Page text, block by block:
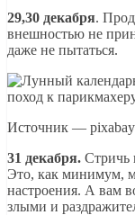
29,30 декабря.
внешностью не
даже не пытаться.
Источник — pixabay
31 декабря. Стричь
Это, как минимум,
настроения. А вам
злыми и